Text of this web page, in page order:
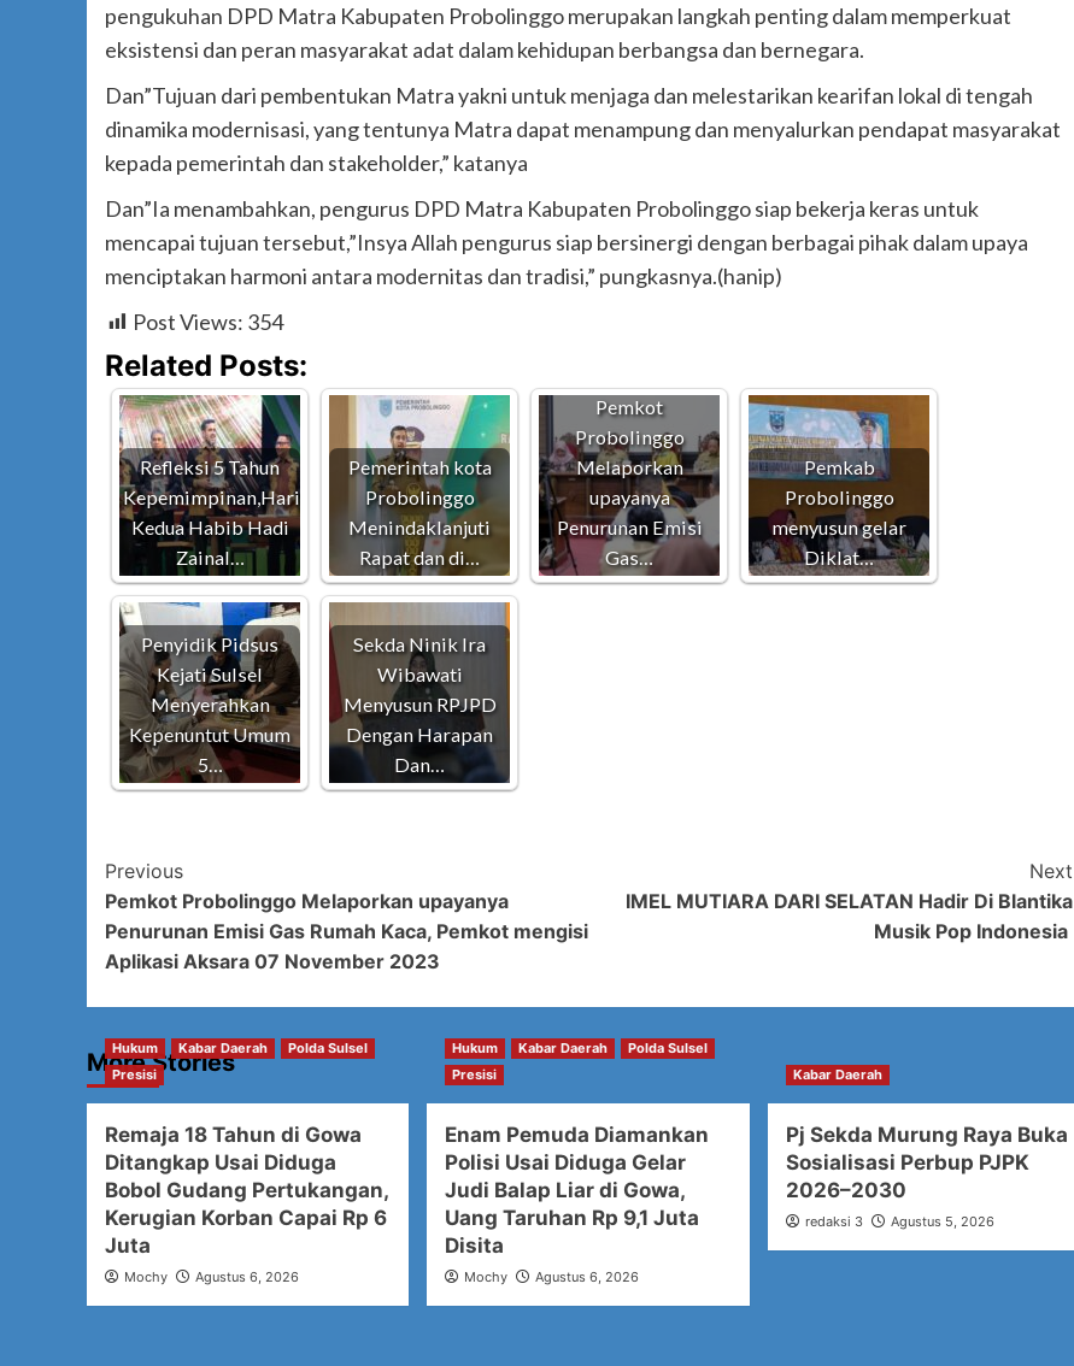
pengukuhan DPD Matra Kabupaten Probolinggo merupakan langkah penting dalam memperkuat
eksistensi dan peran masyarakat adat dalam kehidupan berbangsa dan bernegara.
Dan”Tujuan dari pembentukan Matra yakni untuk menjaga dan melestarikan kearifan lokal di tengah
dinamika modernisasi, yang tentunya Matra dapat menampung dan menyalurkan pendapat masyarakat
kepada pemerintah dan stakeholder,” katanya
Dan”Ia menambahkan, pengurus DPD Matra Kabupaten Probolinggo siap bekerja keras untuk
mencapai tujuan tersebut,”Insya Allah pengurus siap bersinergi dengan berbagai pihak dalam upaya
menciptakan harmoni antara modernitas dan tradisi,” pungkasnya.(hanip)
Post Views: 354
Related Posts:
Refleksi 5 Tahun
Kepemimpinan,Hari
Kedua Habib Hadi
Zainal…
Pemerintah kota
Probolinggo
Menindaklanjuti
Rapat dan di…
Pemkot
Probolinggo
Melaporkan
upayanya
Penurunan Emisi
Gas…
Pemkab
Probolinggo
menyusun gelar
Diklat…
Penyidik Pidsus
Kejati Sulsel
Menyerahkan
Kepenuntut Umum
5…
Sekda Ninik Ira
Wibawati
Menyusun RPJPD
Dengan Harapan
Dan…
Post
Navigation
Previous
Pemkot Probolinggo Melaporkan upayanya
Penurunan Emisi Gas Rumah Kaca, Pemkot mengisi
Aplikasi Aksara 07 November 2023
Next
IMEL MUTIARA DARI SELATAN Hadir Di Blantika
Musik Pop Indonesia
More Stories
Hukum Kabar Daerah
Polda Sulsel
Presisi
Remaja 18 Tahun di Gowa
Ditangkap Usai Diduga
Bobol Gudang Pertukangan,
Kerugian Korban Capai Rp 6
Juta
Mochy Agustus 6, 2026
Hukum Kabar Daerah
Polda Sulsel
Presisi
Enam Pemuda Diamankan
Polisi Usai Diduga Gelar
Judi Balap Liar di Gowa,
Uang Taruhan Rp 9,1 Juta
Disita
Mochy Agustus 6, 2026
Kabar Daerah
Pj Sekda Murung Raya Buka
Sosialisasi Perbup PJPK
2026–2030
redaksi 3 Agustus 5, 2026